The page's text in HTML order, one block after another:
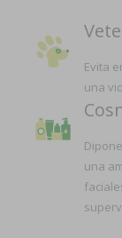
Evita
una
una